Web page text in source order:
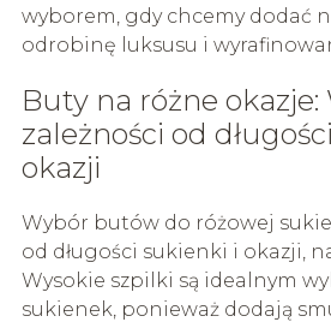
wyborem, gdy chcemy dodać
odrobinę luksusu i
Buty na różne
zależności od
okazji
Wybór butów do różowej
od długości sukienki i okazji,
Wysokie szpilki są idealnym
sukienek, ponieważ dodają